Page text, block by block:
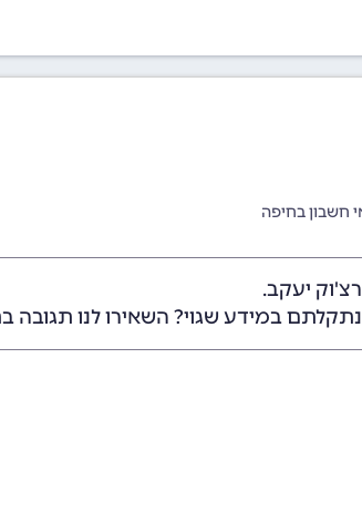
חשבון בחיפה
יעקב.
במידע שגוי? השאירו לנו